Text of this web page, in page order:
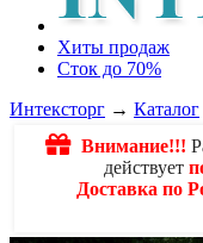
Хиты продаж
Сток до 70%
Интексторг → Каталог
Внимание!!!
действует
Доставка по